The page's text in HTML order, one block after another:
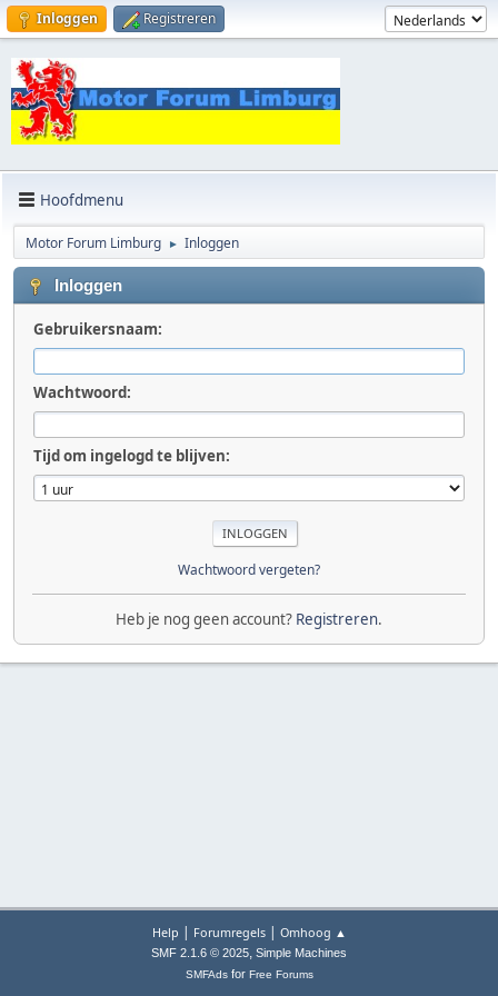
Inloggen Registreren
Hoofdmenu
Motor Forum Limburg ► Inloggen
Inloggen
Gebruikersnaam:
Wachtwoord:
Tijd om ingelogd te blijven:
Wachtwoord vergeten?
Heb je nog geen account? Registreren.
Help | Forumregels| Omhoog ▲
SMF 2.1.6 © 2025, Simple Machines
SMFAdsfor Free Forums